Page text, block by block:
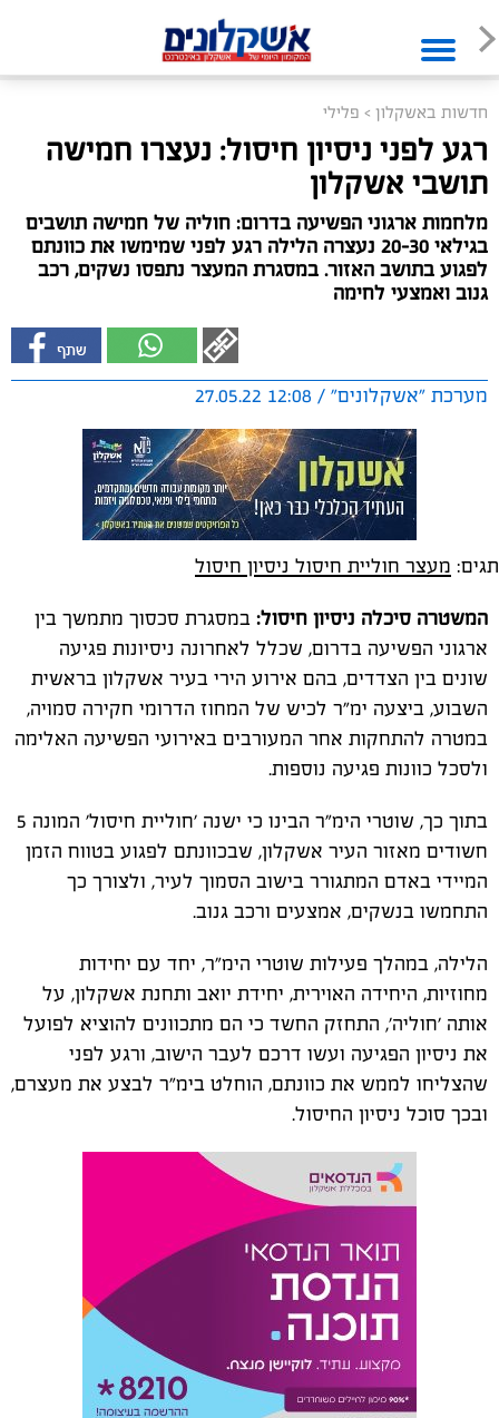
חדשות באשקלון > פלילי
רגע לפני ניסיון חיסול: נעצרו חמישה
תושבי אשקלון
מלחמות ארגוני הפשיעה בדרום: חוליה של חמישה תושבים
בגילאי 20-30 נעצרה הלילה רגע לפני שמימשו את כוונתם
לפגוע בתושב האזור. במסגרת המעצר נתפסו נשקים, רכב
גנוב ואמצעי לחימה
מערכת "אשקלונים" / 12:08 27.05.22
תגים: מעצר חוליית חיסול ניסיון חיסול
המשטרה סיכלה ניסיון חיסול: במסגרת סכסוך מתמשך בין
ארגוני הפשיעה בדרום, שכלל לאחרונה ניסיונות פגיעה
שונים בין הצדדים, בהם אירוע הירי בעיר אשקלון בראשית
השבוע, ביצעה ימ"ר לכיש של המחוז הדרומי חקירה סמויה,
במטרה להתחקות אחר המעורבים באירועי הפשיעה האלימה
ולסכל כוונות פגיעה נוספות.
בתוך כך, שוטרי הימ"ר הבינו כי ישנה 'חוליית חיסול' המונה 5
חשודים מאזור העיר אשקלון, שבכוונתם לפגוע בטווח הזמן
המיידי באדם המתגורר בישוב הסמוך לעיר, ולצורך כך
התחמשו בנשקים, אמצעים ורכב גנוב.
הלילה, במהלך פעילות שוטרי הימ"ר, יחד עם יחידות
מחוזיות, היחידה האוירית, יחידת יואב ותחנת אשקלון, על
אותה 'חוליה', התחזק החשד כי הם מתכוונים להוציא לפועל
את ניסיון הפגיעה ועשו דרכם לעבר הישוב, ורגע לפני
שהצליחו לממש את כוונתם, הוחלט בימ"ר לבצע את מעצרם,
ובכך סוכל ניסיון החיסול.